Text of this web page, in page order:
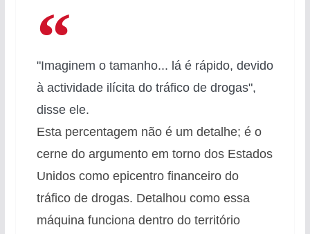
"Imaginem o tamanho... lá é rápido, devido
à actividade ilícita do tráfico de drogas",
disse ele.
Esta percentagem não é um detalhe; é o
cerne do argumento em torno dos Estados
Unidos como epicentro financeiro do
tráfico de drogas. Detalhou como essa
máquina funciona dentro do território